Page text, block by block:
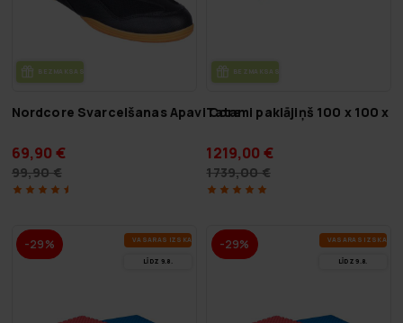
BEZ­MAK­SAS PIE­GĀ­DE
Nordcore Svarcelšanas Apavi Core
69,90 €
99,90 €
BEZ­MAK­SAS PIE­GĀ­DE
Tatami paklājiņš 100 x 100 x
1219,00 €
1739,00 €
-29% VA­SA­RAS IZ­SKA­ŅA
LĪDZ 9.8.
-29% VA­SA­RAS IZ­SKA­ŅA
LĪDZ 9.8.